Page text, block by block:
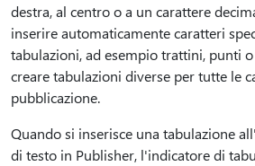
destra, al centro o a un carattere
inserire automaticamente caratteri
tabulazioni, ad esempio trattini, punti
creare tabulazioni diverse per tutte le
pubblicazione.
Quando si inserisce una tabulazione
di testo in Publisher, l'indicatore di